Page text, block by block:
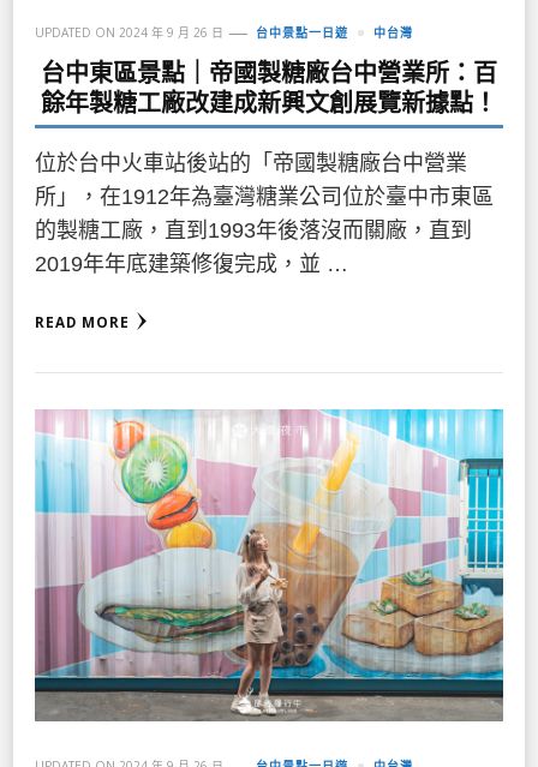
UPDATED ON 2024 年 9 月 26 日 台中景點一日遊 中台灣
台中東區景點｜帝國製糖廠台中營業所：百
餘年製糖工廠改建成新興文創展覽新據點！
位於台中火車站後站的「帝國製糖廠台中營業
所」，在1912年為臺灣糖業公司位於臺中市東區
的製糖工廠，直到1993年後落沒而關廠，直到
2019年年底建築修復完成，並 …
READ MORE